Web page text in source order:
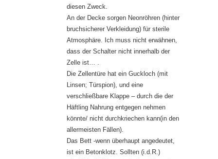
diesen Zweck.
An der Decke sorgen Neonröhren (hinter
bruchsicherer Verkleidung) für sterile
Atmosphäre. Ich muss nicht erwähnen,
dass der Schalter nicht innerhalb der
Zelle ist… .
Die Zellentüre hat ein Guckloch (mit
Linsen; Türspion), und eine
verschließbare Klappe – durch die der
Häftling Nahrung entgegen nehmen
könnte/ nicht durchkriechen kann(in den
allermeisten Fällen).
Das Bett -wenn überhaupt angedeutet,
ist ein Betonklotz. Sollten (i.d.R.)